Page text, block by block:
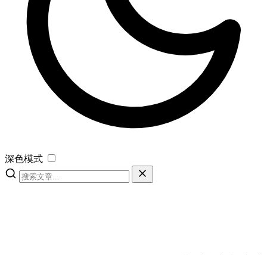
深色模式